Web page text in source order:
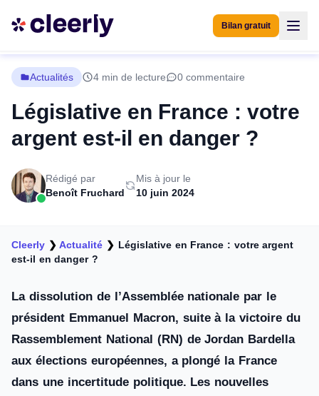
Bilan gratuit
Actualités 4 min de lecture 0 commentaire
Législative en France : votre
argent est-il en danger ?
Rédigé par
Benoît Fruchard
Mis à jour le
10 juin 2024
Cleerly ❯Actualité ❯ Législative en France : votre argent
est-il en danger ?
La dissolution de l’Assemblée nationale par le
président Emmanuel Macron, suite à la victoire du
Rassemblement National (RN) de Jordan Bardella
aux élections européennes, a plongé la France
dans une incertitude politique. Les nouvelles